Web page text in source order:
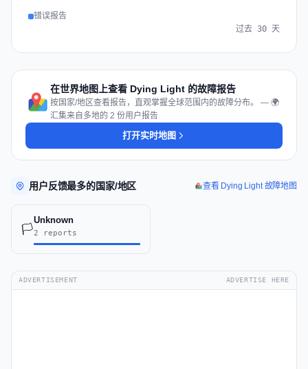
错误报告
过去 30 天
在世界地图上查看 Dying Light 的故障报告
按国家/地区查看报告，直观掌握全球范围内的故障分布。 — 🌍
汇集来自多地的 2 份用户报告
打开实时地图
用户反馈最多的国家/地区 查看 Dying Light 故障地图
🏳️
Unknown
2 reports
ADVERTISEMENT ADVERTISE HERE